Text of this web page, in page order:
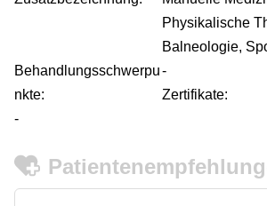
Physikalische
Balneologie,
Behandlungsschwerpu
nkte:
-
Zertifikate:
-